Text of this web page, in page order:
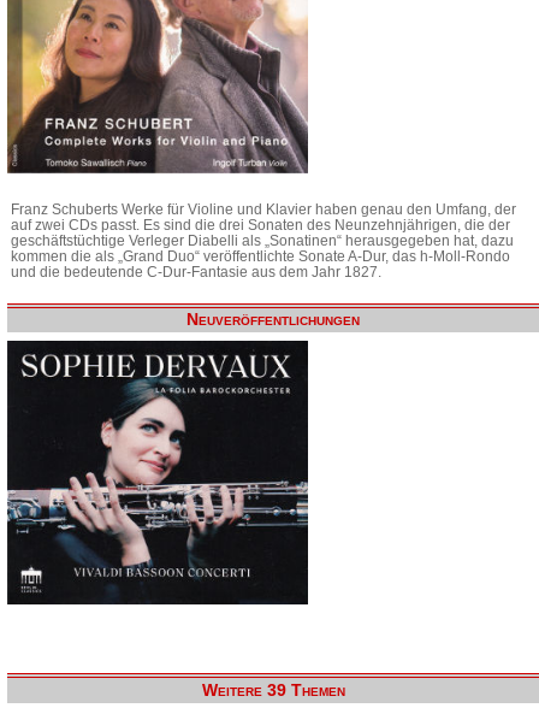
Franz Schuberts Werke für Violine und Klavier haben genau den Umfang, der
auf zwei CDs passt. Es sind die drei Sonaten des Neunzehnjährigen, die der
geschäftstüchtige Verleger Diabelli als „Sonatinen“ herausgegeben hat, dazu
kommen die als „Grand Duo“ veröffentlichte Sonate A-Dur, das h-Moll-Rondo
und die bedeutende C-Dur-Fantasie aus dem Jahr 1827.
Neuveröffentlichungen
Weitere 39 Themen